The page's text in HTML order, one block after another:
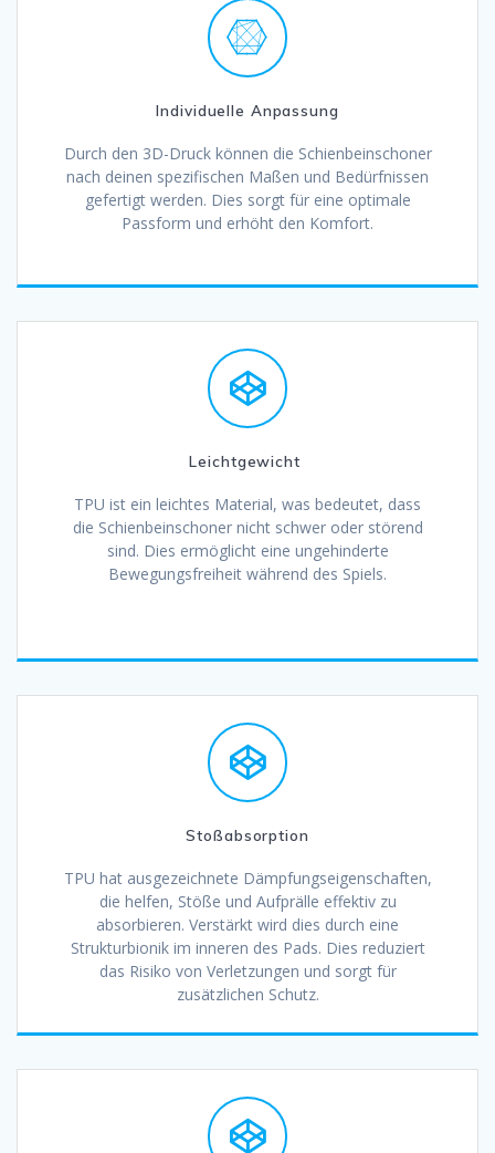
Individuelle Anpassung
Durch den 3D-Druck können die Schienbeinschoner
nach deinen spezifischen Maßen und Bedürfnissen
gefertigt werden. Dies sorgt für eine optimale
Passform und erhöht den Komfort.
Leichtgewicht
TPU ist ein leichtes Material, was bedeutet, dass
die Schienbeinschoner nicht schwer oder störend
sind. Dies ermöglicht eine ungehinderte
Bewegungsfreiheit während des Spiels.
Stoßabsorption
TPU hat ausgezeichnete Dämpfungseigenschaften,
die helfen, Stöße und Aufprälle effektiv zu
absorbieren. Verstärkt wird dies durch eine
Strukturbionik im inneren des Pads. Dies reduziert
das Risiko von Verletzungen und sorgt für
zusätzlichen Schutz.